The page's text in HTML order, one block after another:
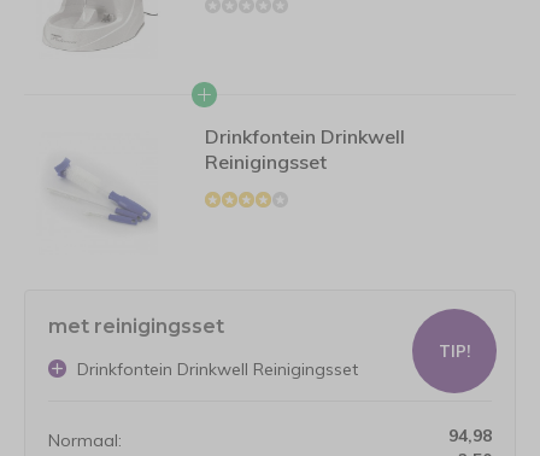
Drinkfontein Drinkwell
Reinigingsset
met reinigingsset
Drinkfontein Drinkwell Reinigingsset
Normaal:
94,98
TIP!